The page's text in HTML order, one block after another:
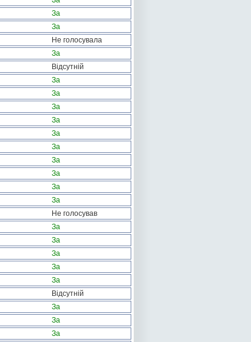
За
За
Не голосувала
За
Відсутній
За
За
За
За
За
За
За
За
За
За
Не голосував
За
За
За
За
За
Відсутній
За
За
За